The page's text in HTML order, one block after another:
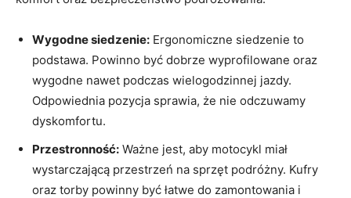
Wygodne siedzenie: Ergonomiczne siedzenie to
podstawa. Powinno być dobrze wyprofilowane oraz
wygodne nawet podczas wielogodzinnej jazdy.
Odpowiednia pozycja sprawia, że nie odczuwamy
dyskomfortu.
Przestronność: Ważne jest, aby motocykl miał
wystarczającą przestrzeń na sprzęt podróżny. Kufry
oraz torby powinny być łatwe do zamontowania i